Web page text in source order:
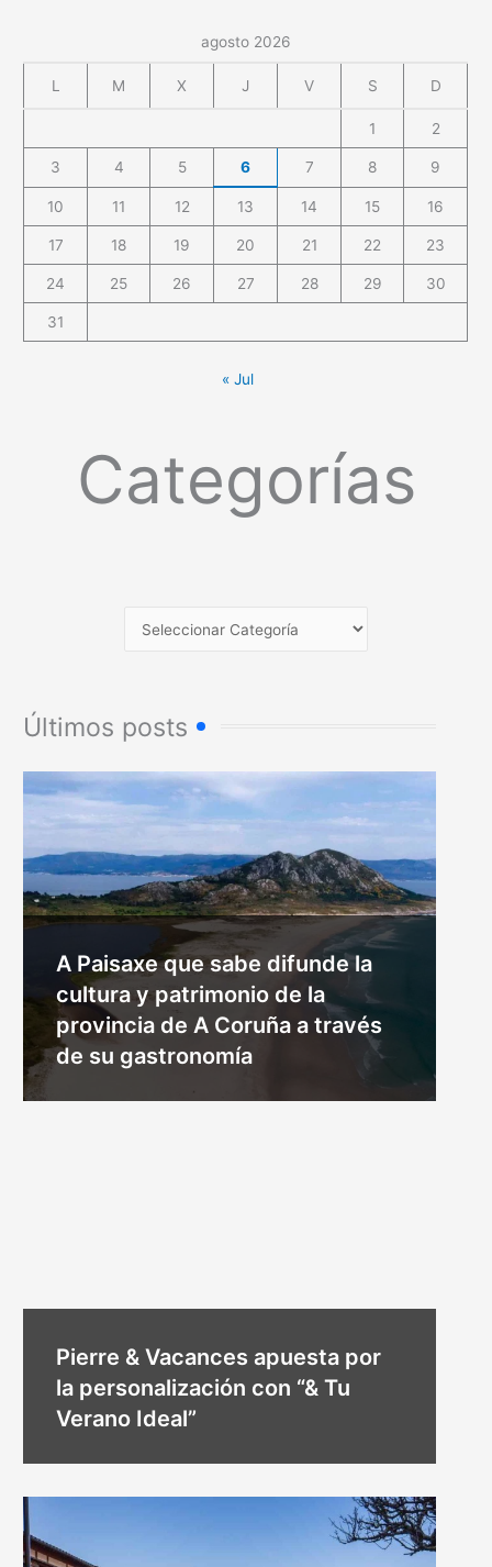
agosto 2026
L M X J V S D
1 2
3 4 5 6 7 8 9
10 11 12 13 14 15 16
17 18 19 20 21 22 23
24 25 26 27 28 29 30
31
« Jul
Categorías
Últimos posts
A Paisaxe que sabe difunde la
cultura y patrimonio de la
provincia de A Coruña a través
de su gastronomía
Pierre & Vacances apuesta por
la personalización con “& Tu
Verano Ideal”